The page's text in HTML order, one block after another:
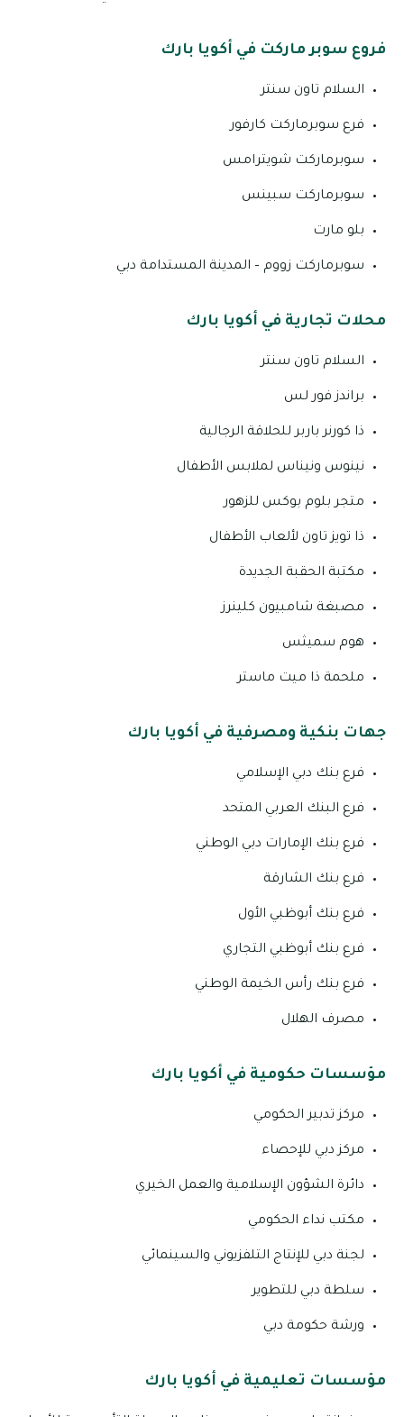
فروع سوبر ماركت في أكويا بارك
السلام تاون سنتر
فرع سوبرماركت كارفور
سوبرماركت شويترامس
سوبرماركت سبينس
بلو مارت
سوبرماركت زووم – المدينة المستدامة دبي
محلات تجارية في أكويا بارك
السلام تاون سنتر
براندز فور لس
ذا كورنر باربر للحلاقة الرجالية
نينوس ونيناس لملابس الأطفال
متجر بلوم بوكس للزهور
ذا تويز تاون لألعاب الأطفال
مكتبة الحقبة الجديدة
مصبغة شامبيون كلينرز
هوم سميثس
ملحمة ذا ميت ماستر
جهات بنكية ومصرفية في أكويا بارك
فرع بنك دبي الإسلامي
فرع البنك العربي المتحد
فرع بنك الإمارات دبي الوطني
فرع بنك الشارقة
فرع بنك أبوظبي الأول
فرع بنك أبوظبي التجاري
فرع بنك رأس الخيمة الوطني
مصرف الهلال
مؤسسات حكومية في أكويا بارك
مركز تدبير الحكومي
مركز دبي للإحصاء
دائرة الشؤون الإسلامية والعمل الخيري
مكتب نداء الحكومي
لجنة دبي للإنتاج التلفزيوني والسينمائي
سلطة دبي للتطوير
ورشة حكومة دبي
مؤسسات تعليمية في أكويا بارك